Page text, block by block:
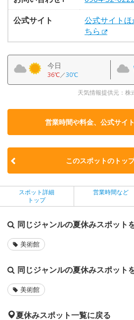
公式サイト
公式サイト
ちら
今日
36℃／30℃
天気情報提供元：株
営業時間や料金、公式サイ
このスポットのトッ
スポット詳細
トップ
営業時間など
同じジャンルの夏休みスポット
美術館
同じジャンルの夏休みスポット
美術館
夏休みスポット一覧に戻る